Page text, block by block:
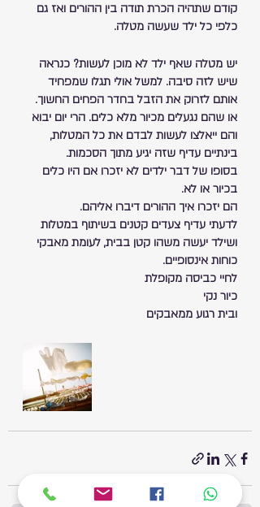
קודם שתהיה הכרת תודה בין ההורים ואז גם
כלפי כל ילד שעשה מטלה.
יש מטלה שאף ילד לא מוכן לעשות? כנראה
שיש לזה סיבה. למשל אולי תגלו שמפחיד
אותם לזרוק את הזבל בחדר הפחים החשוך.
או שהם נגעלים מכיור מלא כלים. הרי יום יבוא
והם ייאלצו לעשות לבדם את כל המטלות,
בינתיים עדיף שזה יגיע מתוך הסכמות.
בסופו של דבר ילדים לא יזכרו אם היו כלים
בכיור או לא.
הם יזכרו איך ההורים דיברו אליהם.
לדעתי עדיף צעדים קטנים בשיתוף במטלות
ושילד יעשה משהו קטן בבית, לעומת מאבקי
כוחות אינסופיים.
לחיי כביסה מקופלת
כיור נקי
ובית רגוע ממאבקים